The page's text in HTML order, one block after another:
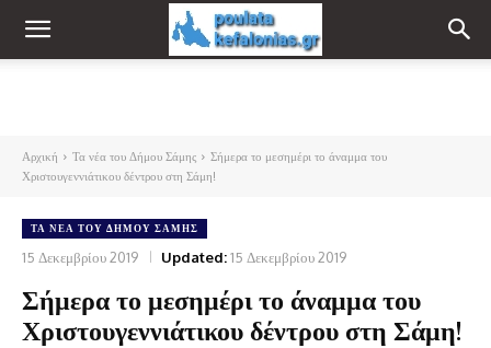
Αρχική Τα νέα του Δήμου Σάμης
Σήμερα το μεσημέρι το άναμμα του
Χριστουγεννιάτικου δέντρου στη Σάμη!
ΤΑ ΝΈΑ ΤΟΥ ΔΉΜΟΥ ΣΆΜΗΣ
15 Δεκεμβρίου 2019 Updated:15 Δεκεμβρίου 2019
Σήμερα το μεσημέρι το άναμμα του
Χριστουγεννιάτικου δέντρου στη Σάμη!